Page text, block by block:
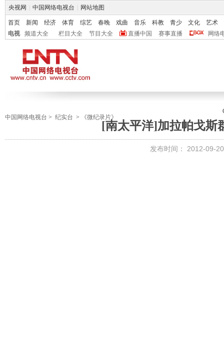
央视网 中国网络电视台 网站地图
首页 新闻 经济 体育 综艺 春晚 戏曲 音乐 科教 青少 文化
艺术
电视
频道大全 栏目大全 节目大全 直播中国 赛事直播 网络
中国网络电视台 > 纪实台 > 《微纪录片》
[南太平洋]加拉帕戈斯
发布时间： 2012-09-